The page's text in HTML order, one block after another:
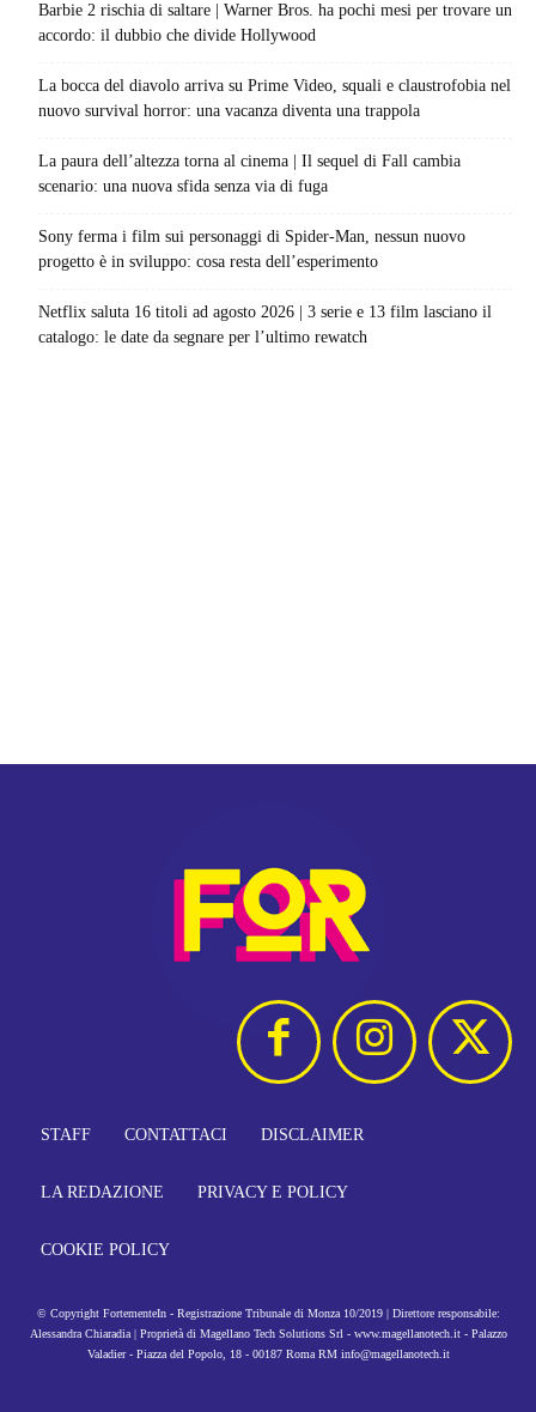
Barbie 2 rischia di saltare | Warner Bros. ha pochi mesi per trovare un
accordo: il dubbio che divide Hollywood
La bocca del diavolo arriva su Prime Video, squali e claustrofobia nel
nuovo survival horror: una vacanza diventa una trappola
La paura dell’altezza torna al cinema | Il sequel di Fall cambia
scenario: una nuova sfida senza via di fuga
Sony ferma i film sui personaggi di Spider-Man, nessun nuovo
progetto è in sviluppo: cosa resta dell’esperimento
Netflix saluta 16 titoli ad agosto 2026 | 3 serie e 13 film lasciano il
catalogo: le date da segnare per l’ultimo rewatch
STAFF CONTATTACI DISCLAIMER
LA REDAZIONE PRIVACY E POLICY
COOKIE POLICY
© Copyright FortementeIn - Registrazione Tribunale di Monza 10/2019 | Direttore responsabile:
Alessandra Chiaradia | Proprietà di Magellano Tech Solutions Srl - www.magellanotech.it - Palazzo
Valadier - Piazza del Popolo, 18 - 00187 Roma RM info@magellanotech.it